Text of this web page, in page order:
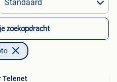
zoekopdracht
Telenet